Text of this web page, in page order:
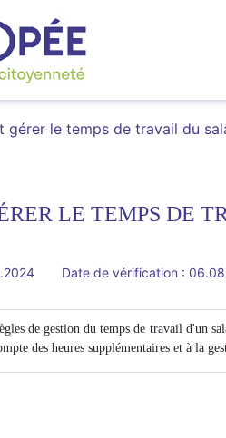
gérer le temps de travail du
LE TEMPS DE
Date de vérification :
de gestion du temps de travail d'un
des heures supplémentaires et à la